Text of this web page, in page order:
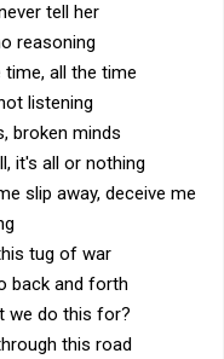
tell her
reasoning
all the time
listening
broken minds
it's all or nothing
slip away, deceive me
tug of war
back and forth
we do this for?
this road